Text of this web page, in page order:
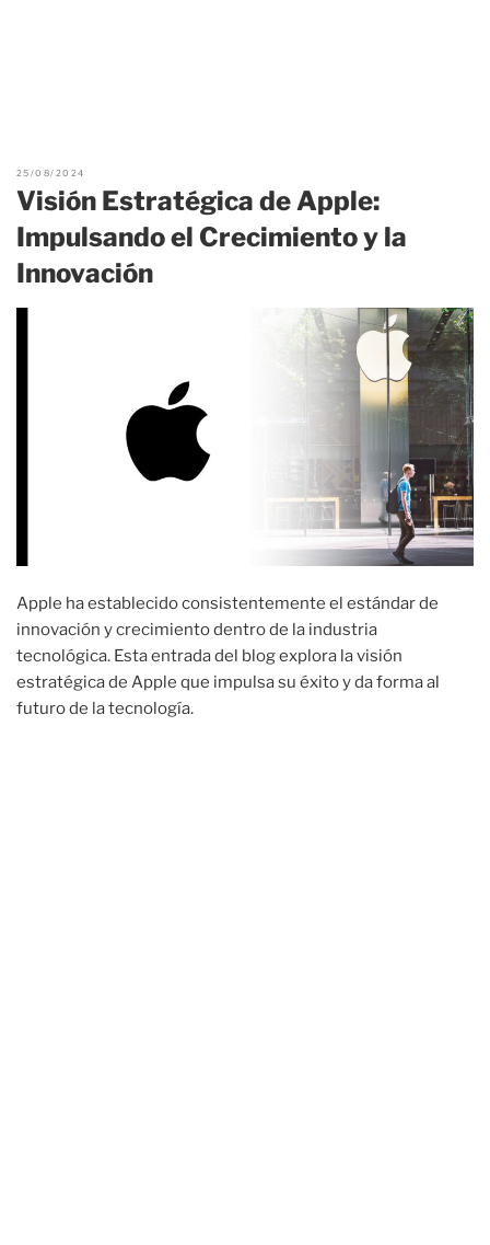
25/08/2024
Visión Estratégica de Apple:
Impulsando el Crecimiento y la
Innovación
Apple ha establecido consistentemente el estándar de
innovación y crecimiento dentro de la industria
tecnológica. Esta entrada del blog explora la visión
estratégica de Apple que impulsa su éxito y da forma al
futuro de la tecnología.